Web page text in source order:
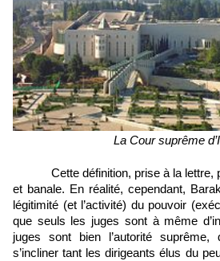
La Cour suprême
Cette définition, prise à la lettre,
et banale. En réalité, cependant,
légitimité (et l’activité) du pouvoir
que seuls les juges sont à même
juges sont bien l’autorité suprême,
s’incliner tant les dirigeants élus du